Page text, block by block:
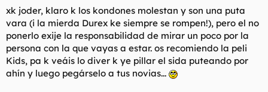
xk joder, klaro k los kondones molestan y son una puta
vara (i la mierda Durex ke siempre se rompen!), pero el no
ponerlo exije la responsabilidad de mirar un poco por la
persona con la que vayas a estar. os recomiendo la peli
Kids, pa k veáis lo diver k ye pillar el sida puteando por
ahín y luego pegárselo a tus novias...